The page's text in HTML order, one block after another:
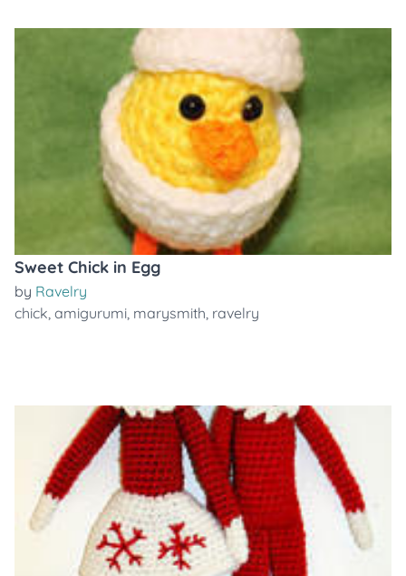
Sweet Chick in Egg
by Ravelry
chick, amigurumi, marysmith, ravelry